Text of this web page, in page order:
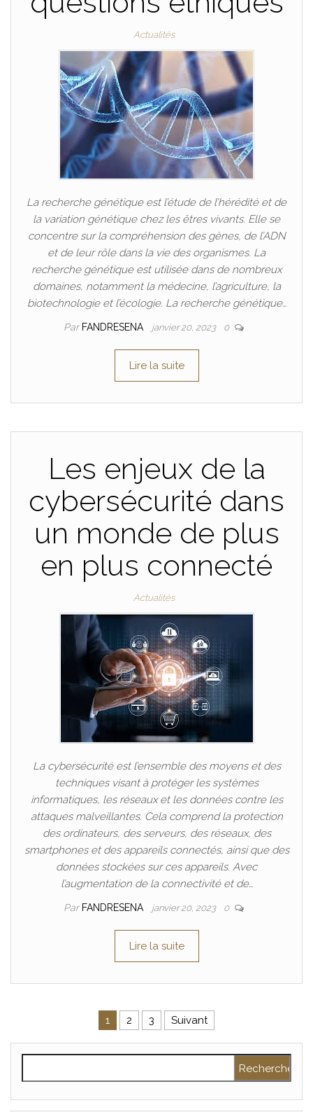
Actualités
La recherche génétique est l’étude de l’hérédité et de
la variation génétique chez les êtres vivants. Elle se
concentre sur la compréhension des gènes, de l’ADN
et de leur rôle dans la vie des organismes. La
recherche génétique est utilisée dans de nombreux
domaines, notamment la médecine, l’agriculture, la
biotechnologie et l’écologie. La recherche génétique…
Par FANDRESENA janvier 20, 2023 0
Lire la suite
Les enjeux de la
cybersécurité dans
un monde de plus
en plus connecté
Actualités
La cybersécurité est l’ensemble des moyens et des
techniques visant à protéger les systèmes
informatiques, les réseaux et les données contre les
attaques malveillantes. Cela comprend la protection
des ordinateurs, des serveurs, des réseaux, des
smartphones et des appareils connectés, ainsi que des
données stockées sur ces appareils. Avec
l’augmentation de la connectivité et de…
Par FANDRESENA janvier 20, 2023 0
Lire la suite
Pagination des publications
1 2 3 Suivant